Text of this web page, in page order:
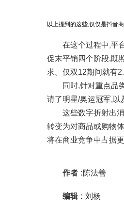
以上提到的这些,仅仅是抖音
在这个过程中,平
促末平销四个阶段,既
求。仅双12期间就有
同时,针对重点品
请了明星/奥运冠军,以
这些数字折射出
转变为对商品或购物
将在商业竞争中占据
作者 :陈法善
编辑 : 刘杨